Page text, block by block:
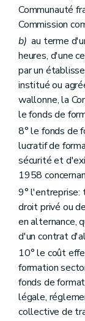
Communauté
Commission
b) au terme
heures, d'une
par un
institué ou
wallonne, la
le fonds de
8° le fonds de
lucratif de
sécurité et
1958
9° l'entreprise:
droit privé ou
en alternance,
d'un contrat
10° le coût
formation
fonds de
légale,
collective de